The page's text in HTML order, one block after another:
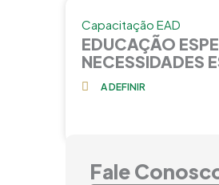
Capacitação EAD
EDUCAÇÃO
NECESSIDADES
A DEFINIR
Fale